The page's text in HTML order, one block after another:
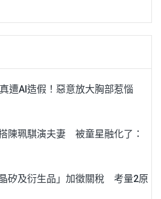
遭AI造假！惡意放大胸部惹惱
陳珮騏演夫妻 被童星融化了：
矽及衍生品」加徵關稅 考量2原